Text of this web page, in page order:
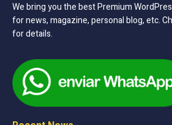
We bring you the best Premium
for news, magazine, personal blog, etc.
for details.